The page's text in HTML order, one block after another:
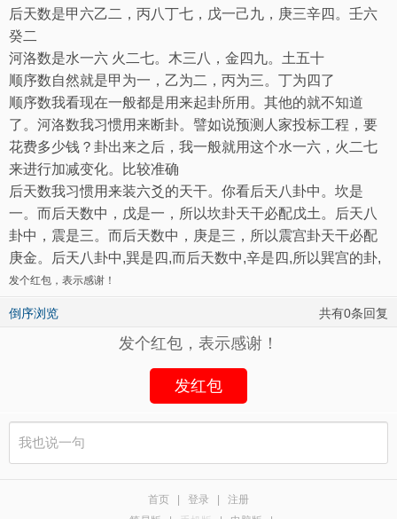
后天数是甲六乙二，丙八丁七，戊一己九，庚三辛四。壬六
癸二
河洛数是水一六 火二七。木三八，金四九。土五十
顺序数自然就是甲为一，乙为二，丙为三。丁为四了
顺序数我看现在一般都是用来起卦所用。其他的就不知道
了。河洛数我习惯用来断卦。譬如说预测人家投标工程，要
花费多少钱？卦出来之后，我一般就用这个水一六，火二七
来进行加减变化。比较准确
后天数我习惯用来装六爻的天干。你看后天八卦中。坎是
一。而后天数中，戊是一，所以坎卦天干必配戊土。后天八
卦中，震是三。而后天数中，庚是三，所以震宫卦天干必配
庚金。后天八卦中,巽是四,而后天数中,辛是四,所以巽宫的卦,
发个红包，表示感谢！
倒序浏览 共有0条回复
发个红包，表示感谢！
发红包
首页 登录
注册